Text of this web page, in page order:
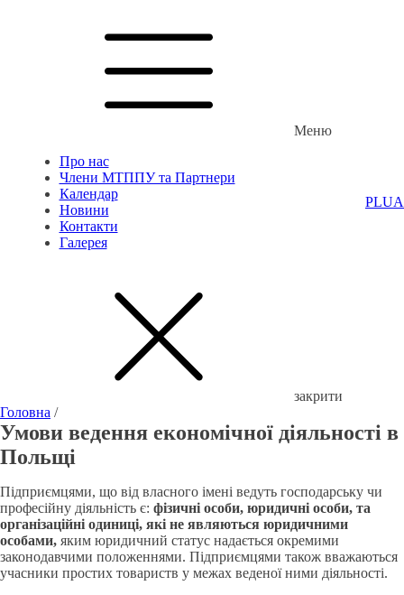
Меню
Про нас
Члени МТППУ та Партнери
Календар
Новини
Контакти
Галерея
закрити
PLUA
Головна /
Умови ведення економічної діяльності в
Польщі
Підприємцями, що від власного імені ведуть господарську чи
професійну діяльність є: фізичні особи, юридичні особи, та
організаційні одиниці, які не являються юридичними
особами, яким юридичний статус надається окремими
законодавчими положеннями. Підприємцями також вважаються
учасники простих товариств у межах веденої ними діяльності.